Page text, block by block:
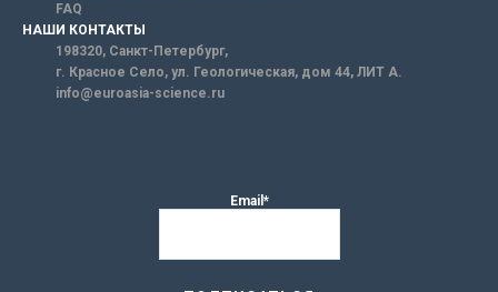
FAQ
НАШИ КОНТАКТЫ
198320, Санкт-Петербург,
г. Красное Село, ул. Геологическая, дом 44, ЛИТ А.
info@euroasia-science.ru
Email*